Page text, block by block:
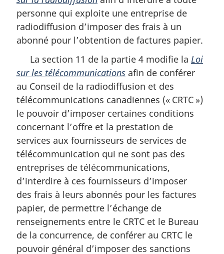
personne qui exploite une entreprise de
radiodiffusion d’imposer des frais à un
abonné pour l’obtention de factures papier.
La section 11 de la partie 4 modifie la Loi
sur les télécommunications afin de conférer
au Conseil de la radiodiffusion et des
télécommunications canadiennes (« CRTC »)
le pouvoir d’imposer certaines conditions
concernant l’offre et la prestation de
services aux fournisseurs de services de
télécommunication qui ne sont pas des
entreprises de télécommunications,
d’interdire à ces fournisseurs d’imposer
des frais à leurs abonnés pour les factures
papier, de permettre l’échange de
renseignements entre le CRTC et le Bureau
de la concurrence, de conférer au CRTC le
pouvoir général d’imposer des sanctions